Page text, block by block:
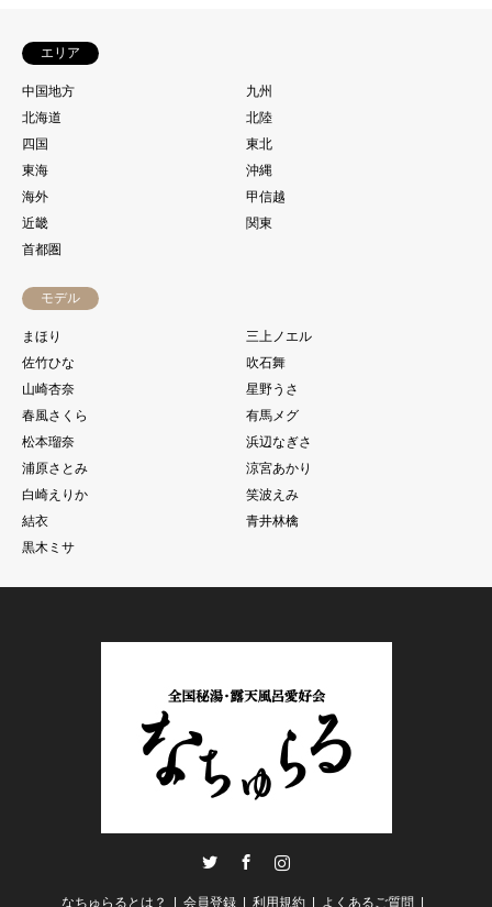
エリア
中国地方
九州
北海道
北陸
四国
東北
東海
沖縄
海外
甲信越
近畿
関東
首都圏
モデル
まほり
三上ノエル
佐竹ひな
吹石舞
山崎杏奈
星野うさ
春風さくら
有馬メグ
松本瑠奈
浜辺なぎさ
浦原さとみ
涼宮あかり
白崎えりか
笑波えみ
結衣
青井林檎
黒木ミサ
なちゅらるとは？ 会員登録 利用規約 よくあるご質問